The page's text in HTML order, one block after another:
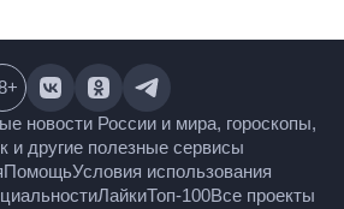
новости России и мира,
поиск и другие полезные сервисы
ПомощьУсловия использования
ЛайкиТоп-100
+